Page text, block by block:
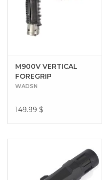
M900V VERTICAL
FOREGRIP
WEAPONLIGHT
WADSN
149.99 $